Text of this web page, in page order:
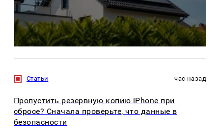
Статьи час назад
Пропустить резервную копию iPhone при
сбросе? Сначала проверьте, что данные в
безопасности